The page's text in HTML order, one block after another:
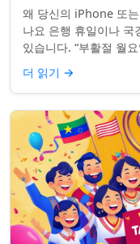
왜 당신의 iPhone 또
나요 은행 휴일이나 국
있습니다. “부활절 월
네요. iPhon...
더 읽기 →